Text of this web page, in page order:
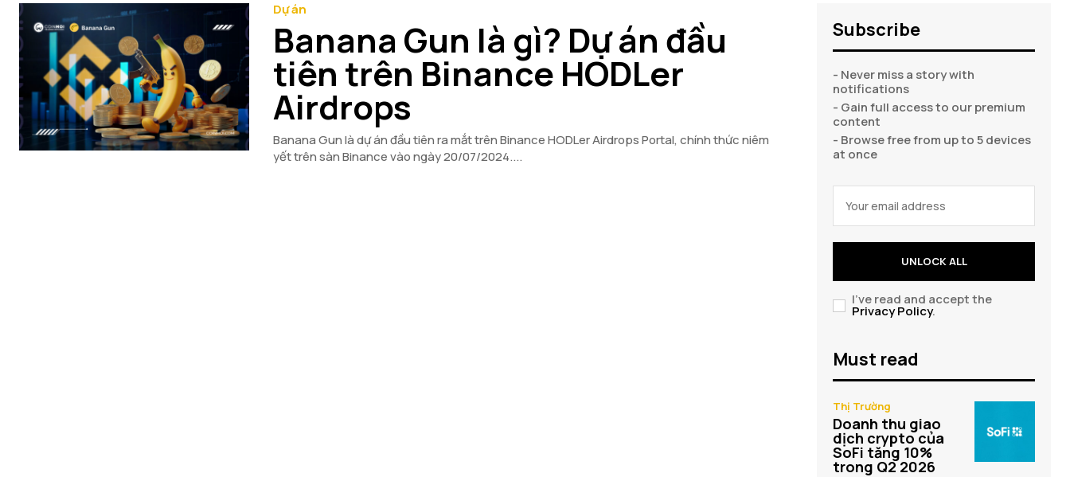
Dự án
Banana Gun là gì? Dự án đầu
tiên trên Binance HODLer
Airdrops
Banana Gun là dự án đầu tiên ra mắt trên Binance HODLer Airdrops Portal, chính thức niêm
yết trên sàn Binance vào ngày 20/07/2024....
Subscribe
- Never miss a story with
notifications
- Gain full access to our premium
content
- Browse free from up to 5 devices
at once
UNLOCK ALL
I've read and accept the
Privacy Policy.
Must read
Thị Trường
Doanh thu giao
dịch crypto của
SoFi tăng 10%
trong Q2 2026